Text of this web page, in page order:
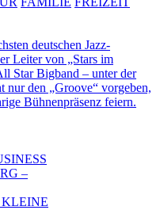
deutschen Jazz-
Leiter von „Stars im
Star Bigband – unter der
den „Groove“ vorgeben,
Bühnenpräsenz feiern.
–